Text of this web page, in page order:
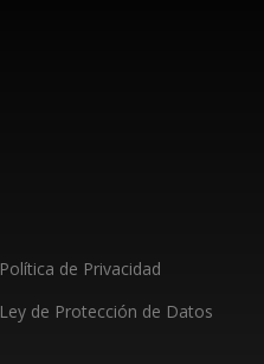
Política de Privacidad
Ley de Protección de Datos